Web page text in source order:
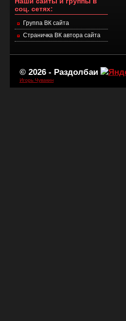
соц. сетях:
Группа ВК сайта
Страничка ВК автора сайта
© 2026 - Раздолбаи
Игорь Чувакин